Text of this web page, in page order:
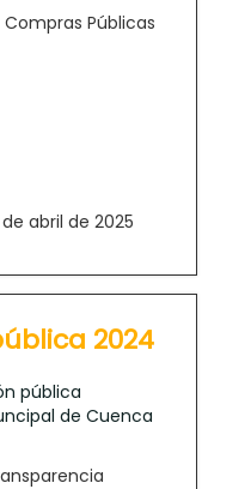
Públicas
abril de 2025
2024
pública
de Cuenca